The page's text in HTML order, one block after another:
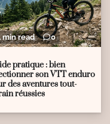
min read 0
pratique : bien
son VTT enduro
des aventures tout-
réussies